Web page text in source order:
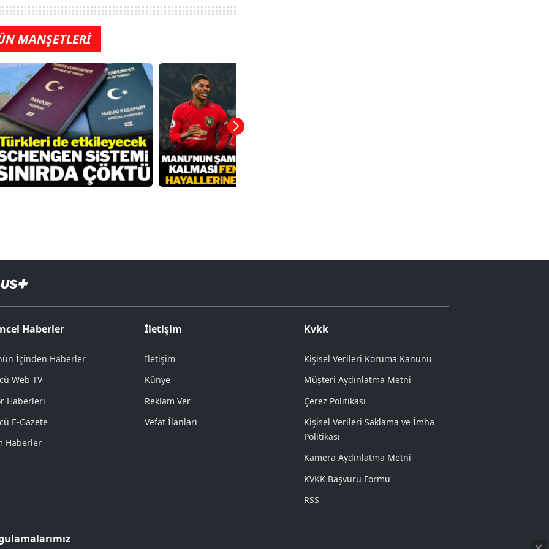
MANŞETLERİ
Haberler
İçinden Haberler
Web TV
Haberleri
E-Gazete
Haberler
İletişim
İletişim
Künye
Reklam Ver
Vefat İlanları
Kvkk
Kişisel Verileri Koruma Kanunu
Müşteri Aydınlatma Metni
Çerez Politikası
Kişisel Verileri Saklama ve İmha
Politikası
Kamera Aydınlatma Metni
KVKK Başvuru Formu
RSS